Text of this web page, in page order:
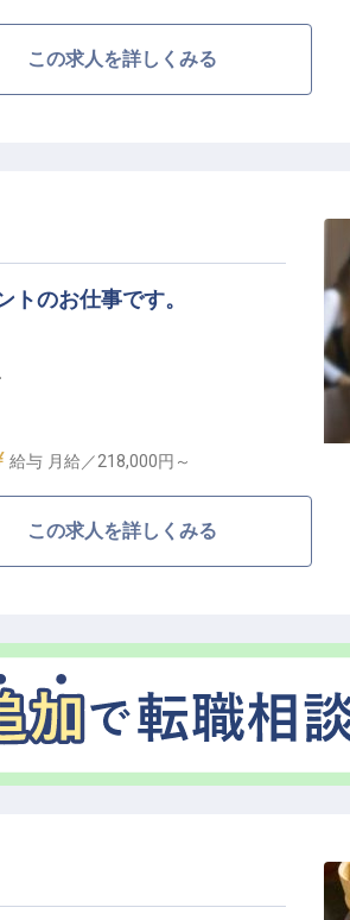
目のホテルブランドです。
り入れながらも、温かみのある
ジション】
設管理まで幅広い業務をお任せ
アアップできる環境です。夜勤
季休暇も充実しているので、自
の中、あなたのアイデアを実現
します！
この求人を詳しくみる
のお仕事です。
笑顔と細やかな気配りで最高の
ト、観光案内まで、お客様との
なります。
す。住居の移動を伴う転勤の際
社が負担しますので、安心して
給与 月給／218,000円～
この求人を詳しくみる